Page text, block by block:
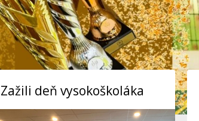
Zažili deň vysokoškoláka